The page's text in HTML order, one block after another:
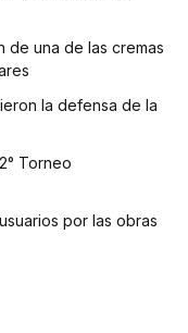
de una de las cremas
la defensa de la
Torneo
por las obras